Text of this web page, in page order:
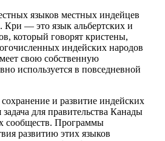
языков местных индейцев
Кри — это язык альбертских и
который говорят кристены,
индейских народов
свою собственную
используется в повседневной
и развитие индейских
для правительства Канады
сообществ. Программы
развитию этих языков